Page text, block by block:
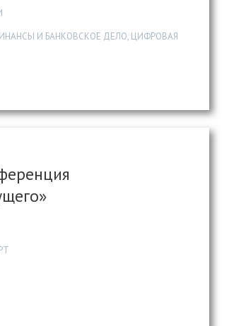
И БАНКОВСКОЕ ДЕЛО, ЦИФРОВАЯ